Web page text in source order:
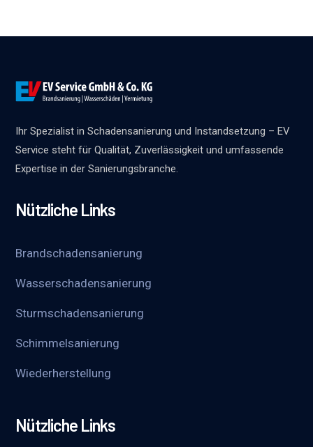
Ihr Spezialist in Schadensanierung und Instandsetzung – EV
Service steht für Qualität, Zuverlässigkeit und umfassende
Expertise in der Sanierungsbranche.
Nützliche Links
Brandschadensanierung
Wasserschadensanierung
Sturmschadensanierung
Schimmelsanierung
Wieder­herstellung
Nützliche Links